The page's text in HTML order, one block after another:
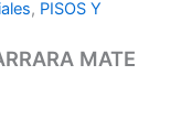
, PISOS Y
MATE